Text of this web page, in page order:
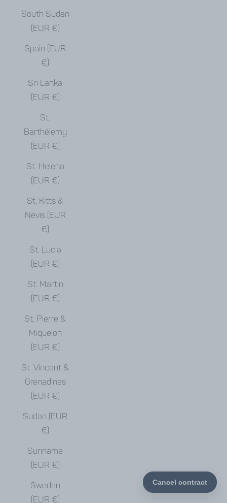
South Sudan
(EUR €)
Spain (EUR
€)
Sri Lanka
(EUR €)
St.
Barthélemy
(EUR €)
St. Helena
(EUR €)
St. Kitts &
Nevis (EUR
€)
St. Lucia
(EUR €)
St. Martin
(EUR €)
St. Pierre &
Miquelon
(EUR €)
St. Vincent &
Grenadines
(EUR €)
Sudan (EUR
€)
Suriname
(EUR €)
Sweden
(EUR €)